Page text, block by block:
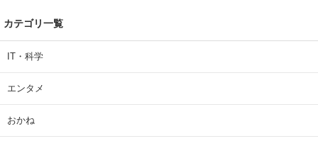
カテゴリ一覧
IT・科学
エンタメ
おかね